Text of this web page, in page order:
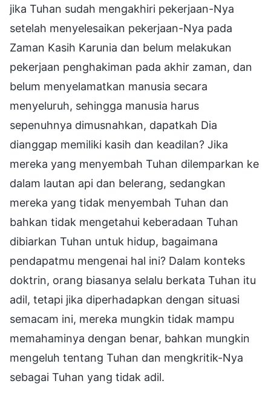
jika Tuhan sudah mengakhiri pekerjaan-Nya
setelah menyelesaikan pekerjaan-Nya pada
Zaman Kasih Karunia dan belum melakukan
pekerjaan penghakiman pada akhir zaman, dan
belum menyelamatkan manusia secara
menyeluruh, sehingga manusia harus
sepenuhnya dimusnahkan, dapatkah Dia
dianggap memiliki kasih dan keadilan? Jika
mereka yang menyembah Tuhan dilemparkan ke
dalam lautan api dan belerang, sedangkan
mereka yang tidak menyembah Tuhan dan
bahkan tidak mengetahui keberadaan Tuhan
dibiarkan Tuhan untuk hidup, bagaimana
pendapatmu mengenai hal ini? Dalam konteks
doktrin, orang biasanya selalu berkata Tuhan itu
adil, tetapi jika diperhadapkan dengan situasi
semacam ini, mereka mungkin tidak mampu
memahaminya dengan benar, bahkan mungkin
mengeluh tentang Tuhan dan mengkritik-Nya
sebagai Tuhan yang tidak adil.